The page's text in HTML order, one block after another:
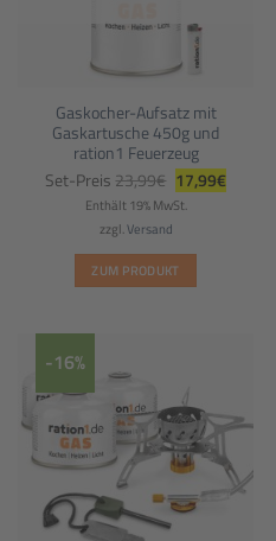
Gaskocher-Aufsatz mit
Gaskartusche 450g und
ration1 Feuerzeug
Set-Preis 23,99€ Ursprünglicher
Preis
war:
17,99€Aktueller
Preis
Enthält 19% MwSt.
zzgl.Versand
ZUM PRODUKT
-16%